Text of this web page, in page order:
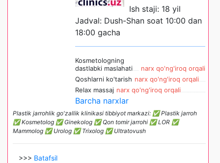
Ish staji: 18 yil
Jadval: Dush-Shan soat 10:00 dan
18:00 gacha
Kosmetologning
dastlabki maslahati
narx qo'ng'iroq orqali
Qoshlarni ko'tarish narx qo'ng'iroq orqali
Relax massaj narx qo'ng'iroq orqali
Barcha narxlar
Plastik jarrohlik go'zallik klinikasi tibbiyot markazi: ✅ Plastik jarroh
✅ Kosmetolog ✅ Ginekolog ✅ Qon tomir jarrohi ✅ LOR ✅
Mammolog ✅ Urolog ✅ Trixolog ✅ Ultratovush
>>> Batafsil